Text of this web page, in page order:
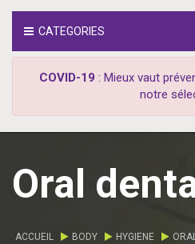
CATEGORIES
COVID-19 : Mieux vaut
notre
Oral
ACCUEIL BODY HYGIENE